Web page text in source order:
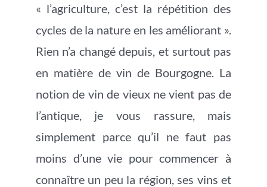
« l’agriculture, c’est la répétition des
cycles de la nature en les améliorant ».
Rien n’a changé depuis, et surtout pas
en matière de vin de Bourgogne. La
notion de vin de vieux ne vient pas de
l’antique, je vous rassure, mais
simplement parce qu’il ne faut pas
moins d’une vie pour commencer à
connaître un peu la région, ses vins et